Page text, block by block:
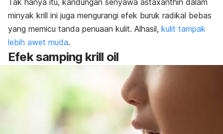
minyak krill ini juga mengurangi efek buruk radikal bebas
yang memicu tanda penuaan kulit. Alhasil, kulit tampak
lebih awet muda.
Efek samping krill oil